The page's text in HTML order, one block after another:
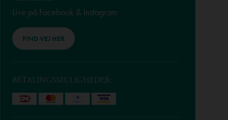
Live på Facebook & Instagram
FIND VEJ HER
BETALINGSMULIGHEDER: